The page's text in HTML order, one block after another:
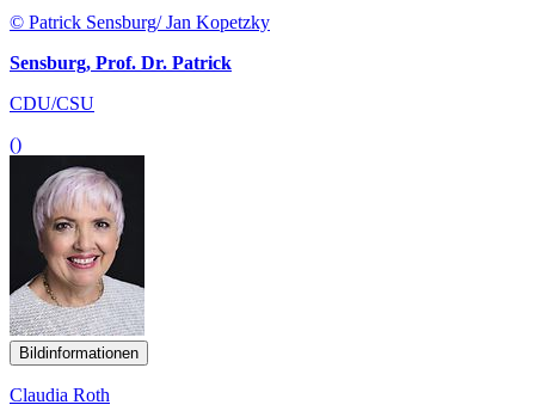
© Patrick Sensburg/ Jan Kopetzky
Sensburg, Prof. Dr. Patrick
CDU/CSU
()
Bildinformationen
Claudia Roth